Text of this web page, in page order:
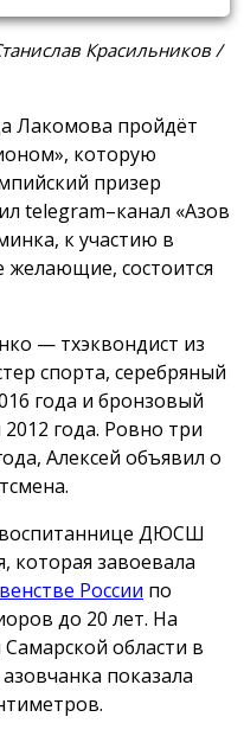
Красильников /
Лакомова пройдёт
которую
призер
telegram–канал «Азов
к участию в
желающие, состоится
— тхэквондист из
спорта, серебряный
года и бронзовый
года. Ровно три
Алексей объявил о
воспитаннице ДЮСШ
которая завоевала
России по
до 20 лет. На
области в
показала
.